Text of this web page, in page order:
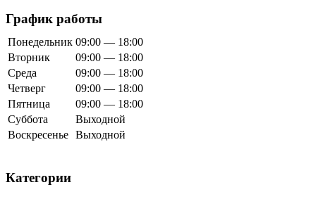
График работы
Понедельник 09:00 — 18:00
Вторник
09:00 — 18:00
Среда
09:00 — 18:00
Четверг
09:00 — 18:00
Пятница
09:00 — 18:00
Суббота
Выходной
Воскресенье Выходной
Категории